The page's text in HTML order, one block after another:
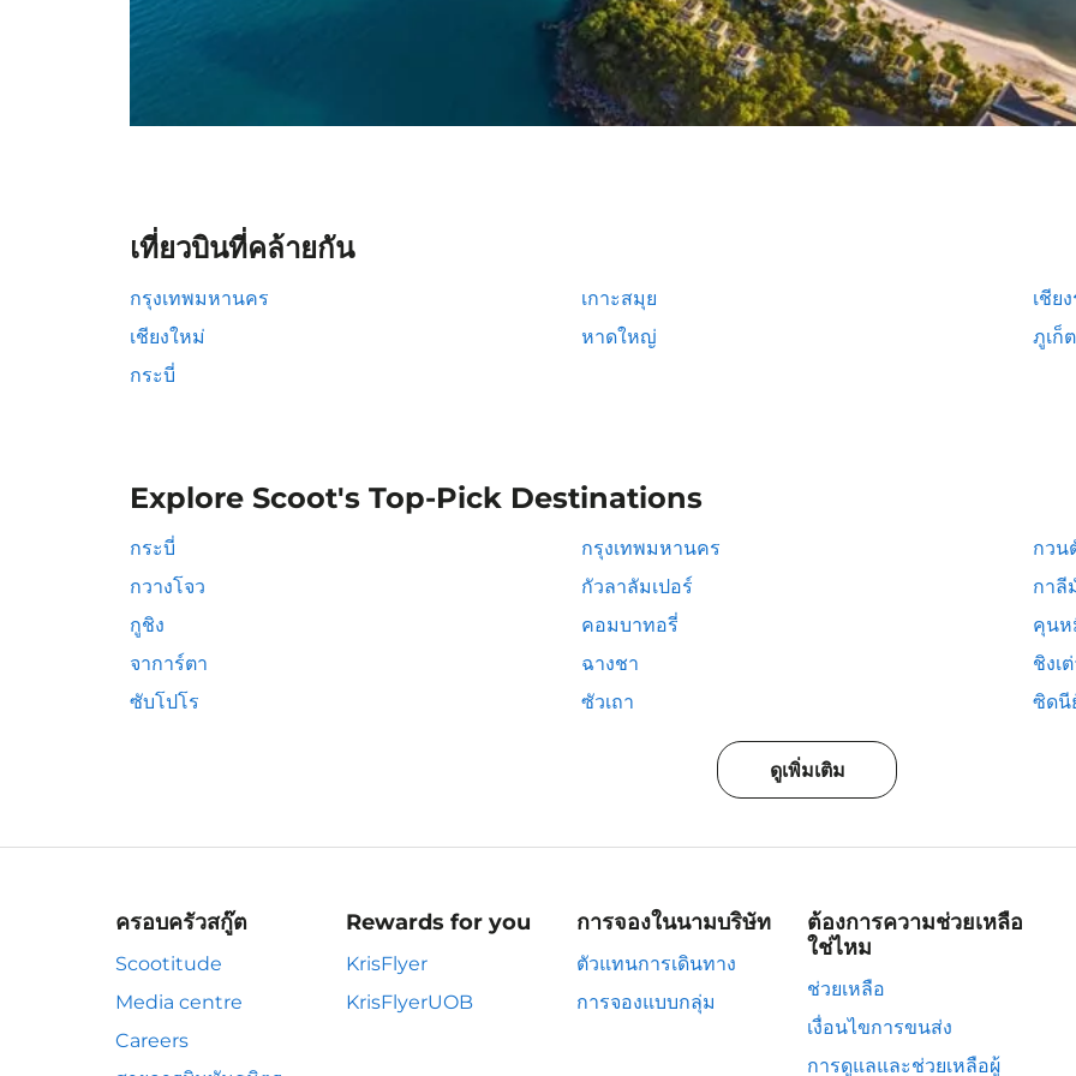
เที่ยวบินที่คล้ายกัน
กรุงเทพมหานคร เกาะสมุย
เชีย
เชียงใหม่
หาดใหญ่
ภูเก็ต
กระบี่
Explore Scoot's Top-Pick Destinations
กระบี่ กรุงเทพมหานคร
กวน
กวางโจว
กัวลาลัมเปอร์
กาลี
กูชิง
คอมบาทอรี่
คุนห
จาการ์ตา
ฉางชา
ชิงเ
ซับโปโร
ซัวเถา ซิดนี
ดูเพิ่มเติม
ครอบครัวสกู๊ต
Scootitude
Media centre
Careers
Rewards for you
KrisFlyer
KrisFlyerUOB
การจองในนามบริษัท
ตัวแทนการเดินทาง
การจองแบบกลุ่ม
ต้องการความช่วยเหลือ
ใช่ไหม
ช่วยเหลือ
เงื่อนไขการขนส่ง
การดูแลและช่วยเหลือผู้